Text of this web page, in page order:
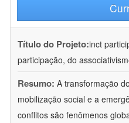
Título do Projeto:inct
participação, do
Resumo: A transformação
mobilização social e a
conflitos são fenômenos